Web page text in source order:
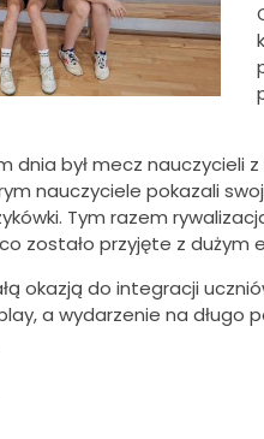
dnia był mecz nauczycieli
nauczyciele pokazali
Tym razem
zostało przyjęte z
okazją do integracji
a wydarzenie na długo